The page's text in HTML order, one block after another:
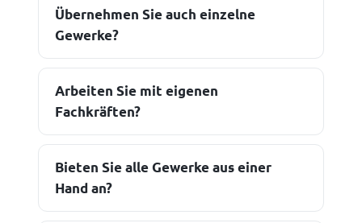
Übernehmen Sie auch einzelne
Gewerke?
Arbeiten Sie mit eigenen
Fachkräften?
Bieten Sie alle Gewerke aus einer
Hand an?